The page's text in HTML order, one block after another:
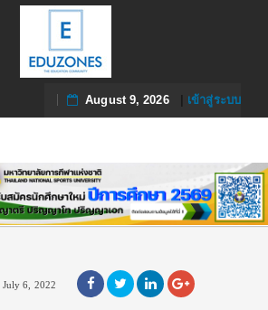
August 9, 2026| เข้าสู่ระบบ
July 6, 2022